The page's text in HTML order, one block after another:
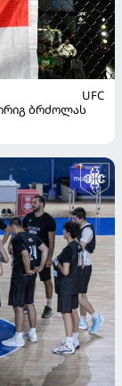
UFC
ბრძოლას